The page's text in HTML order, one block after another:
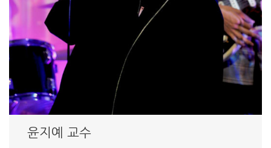
윤지예 교수